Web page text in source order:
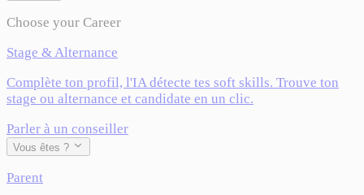
Choose your Career
Stage & Alternance
Complète ton profil, l'IA détecte tes soft skills. Trouve ton
stage ou alternance et candidate en un clic.
Parler à un conseiller
Vous êtes ?
Parent